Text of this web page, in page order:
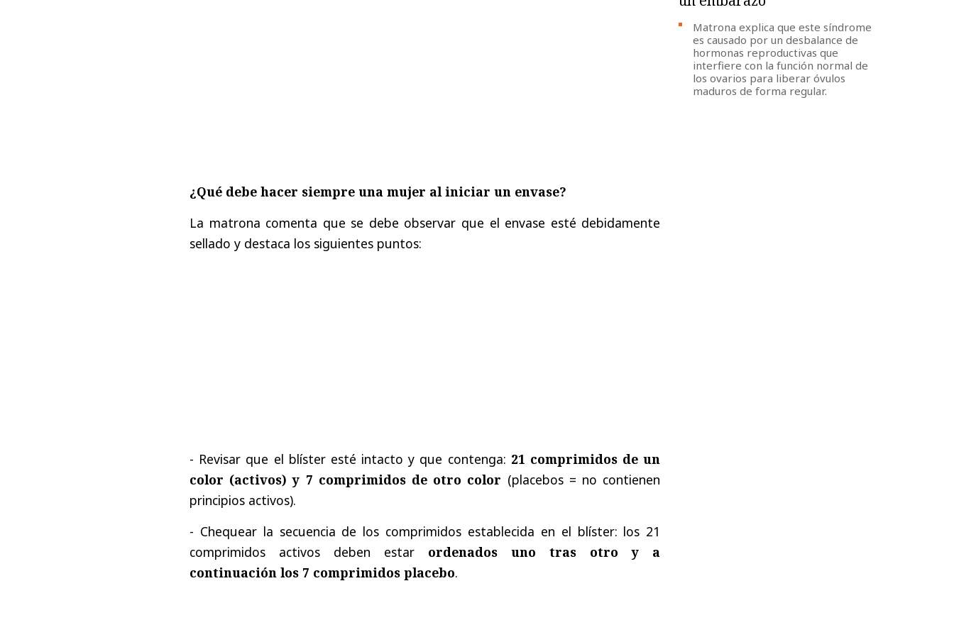
¿Qué debe hacer siempre una mujer al iniciar un envase?
La matrona comenta que se debe observar que el envase esté debidamente
sellado y destaca los siguientes puntos:
- Revisar que el blíster esté intacto y que contenga: 21 comprimidos de un
color (activos) y 7 comprimidos de otro color (placebos = no contienen
principios activos).
- Chequear la secuencia de los comprimidos establecida en el blíster: los 21
comprimidos activos deben estar ordenados uno tras otro y a
continuación los 7 comprimidos placebo.
Matrona explica que este síndrome
es causado por un desbalance de
hormonas reproductivas que
interfiere con la función normal de
los ovarios para liberar óvulos
maduros de forma regular.